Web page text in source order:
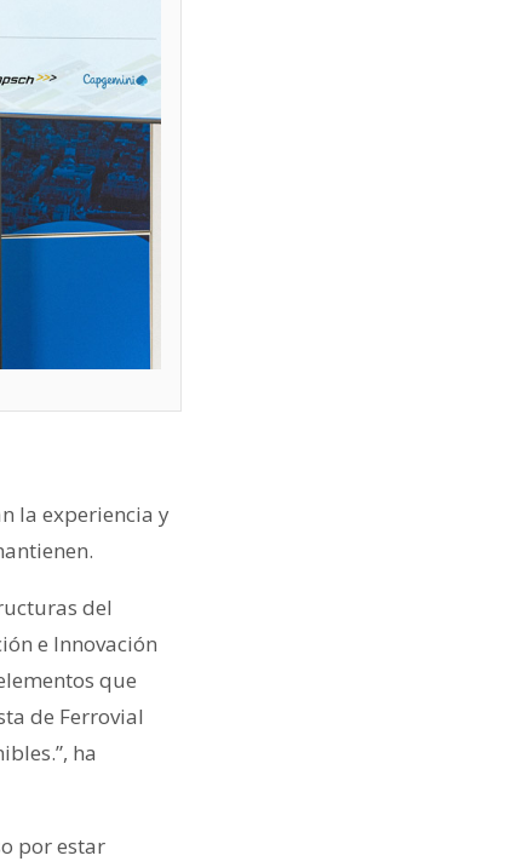
la experiencia y
del
e Innovación
que
de Ferrovial
ha
por estar